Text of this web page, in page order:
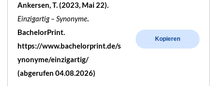
Ankersen, T. (2023, Mai 22).
Einzigartig – Synonyme.
BachelorPrint.
https://www.bachelorprint.de/s
ynonyme/einzigartig/
(abgerufen 04.08.2026)
Kopieren